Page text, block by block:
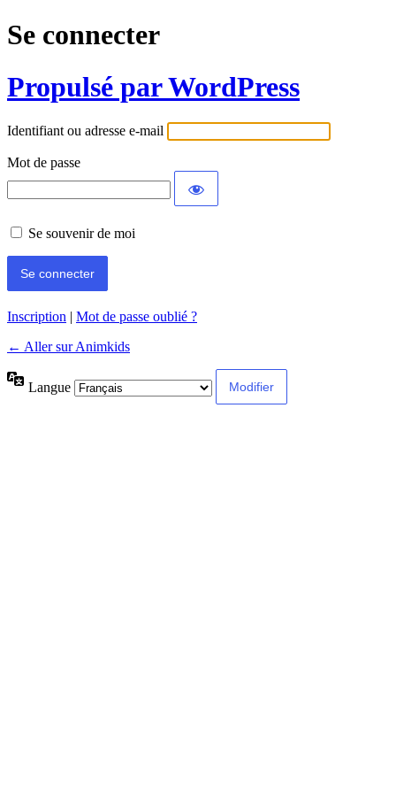
Se connecter
Propulsé par WordPress
Identifiant ou adresse e-mail
Mot de passe
Se souvenir de moi
Inscription | Mot de passe oublié ?
← Aller sur Animkids
Langue